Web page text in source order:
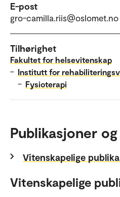
E-post
gro-camilla.riis@oslomet.no
Tilhørighet
Fakultet for helsevitenskap
– Institutt for
– Fysioterapi
Publikasjoner
Vitenskapelige
Vitenskapelige